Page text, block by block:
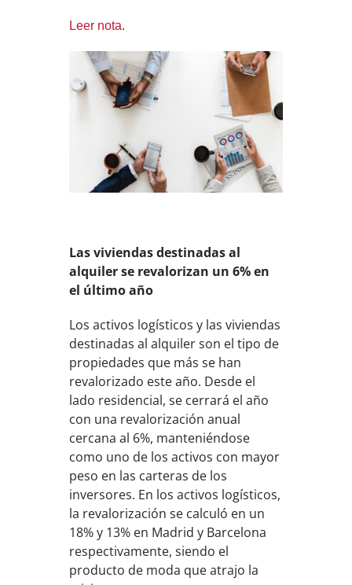
Leer nota.
Las viviendas destinadas al
alquiler se revalorizan un 6% en
el último año
Los activos logísticos y las viviendas
destinadas al alquiler son el tipo de
propiedades que más se han
revalorizado este año. Desde el
lado residencial, se cerrará el año
con una revalorización anual
cercana al 6%, manteniéndose
como uno de los activos con mayor
peso en las carteras de los
inversores. En los activos logísticos,
la revalorización se calculó en un
18% y 13% en Madrid y Barcelona
respectivamente, siendo el
producto de moda que atrajo la